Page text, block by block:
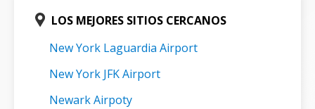
LOS MEJORES SITIOS CERCANOS
New York Laguardia Airport
New York JFK Airport
Newark Airpoty